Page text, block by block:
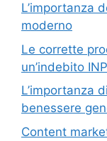
L’importanza
moderno
Le corrette
un’indebito
L’importanza
benessere
Content